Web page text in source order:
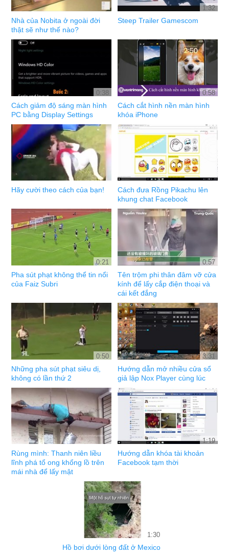
Nhà của Nobita ở ngoài đời
thật sẽ như thế nào?
1:32
Steep Trailer Gamescom
0:38
Cách giảm độ sáng màn hình
PC bằng Display Settings
0:58
Cách cắt hình nền màn hình
khóa iPhone
Hãy cười theo cách của bạn!
Cách đưa Rồng Pikachu lên
khung chat Facebook
0:21
Pha sút phạt không thể tin nổi
của Faiz Subri
0:57
Tên trộm phi thân đâm vỡ cửa
kính để lấy cắp điện thoại và
cái kết đắng
0:50
Những pha sút phạt siêu dị,
không có lần thứ 2
3:31
Hướng dẫn mở nhiều cửa sổ
giả lập Nox Player cùng lúc
Rùng mình: Thanh niên liều
lĩnh phá tổ ong khổng lồ trên
mái nhà để lấy mật
1:19
Hướng dẫn khóa tài khoản
Facebook tạm thời
1:30
Hồ bơi dưới lòng đất ở Mexico